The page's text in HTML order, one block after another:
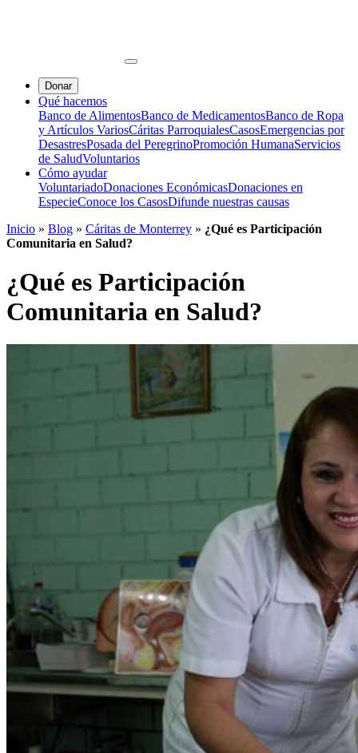
Donar
Qué hacemos
Banco de AlimentosBanco de MedicamentosBanco de Ropa
y Artículos VariosCáritas ParroquialesCasosEmergencias por
DesastresPosada del PeregrinoPromoción HumanaServicios
de SaludVoluntarios
Cómo ayudar
VoluntariadoDonaciones EconómicasDonaciones en
EspecieConoce los CasosDifunde nuestras causas
Inicio » Blog » Cáritas de Monterrey » ¿Qué es Participación
Comunitaria en Salud?
¿Qué es Participación
Comunitaria en Salud?